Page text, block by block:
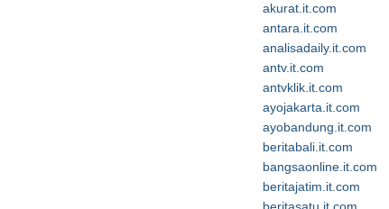
akurat.it.com
antara.it.com
analisadaily.it.com
antv.it.com
antvklik.it.com
ayojakarta.it.com
ayobandung.it.com
beritabali.it.com
bangsaonline.it.com
beritajatim.it.com